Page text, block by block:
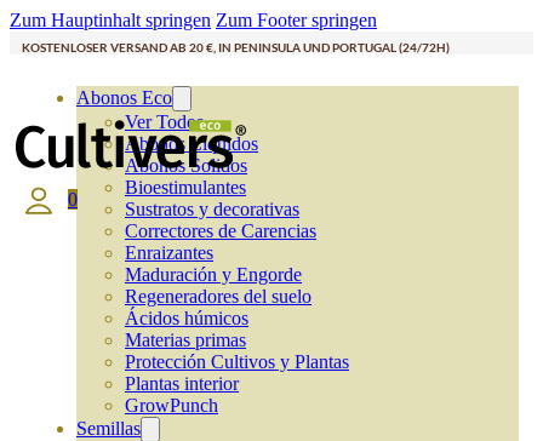
Zum Hauptinhalt springen Zum Footer springen
KOSTENLOSER VERSAND AB 20 €, IN PENINSULA UND PORTUGAL (24/72H)
Abonos Eco
Ver Todos
Abonos Líquidos
Abonos Solidos
Bioestimulantes
Sustratos y decorativas
Correctores de Carencias
Enraizantes
Maduración y Engorde
Regeneradores del suelo
Ácidos húmicos
Materias primas
Protección Cultivos y Plantas
Plantas interior
GrowPunch
Semillas
0